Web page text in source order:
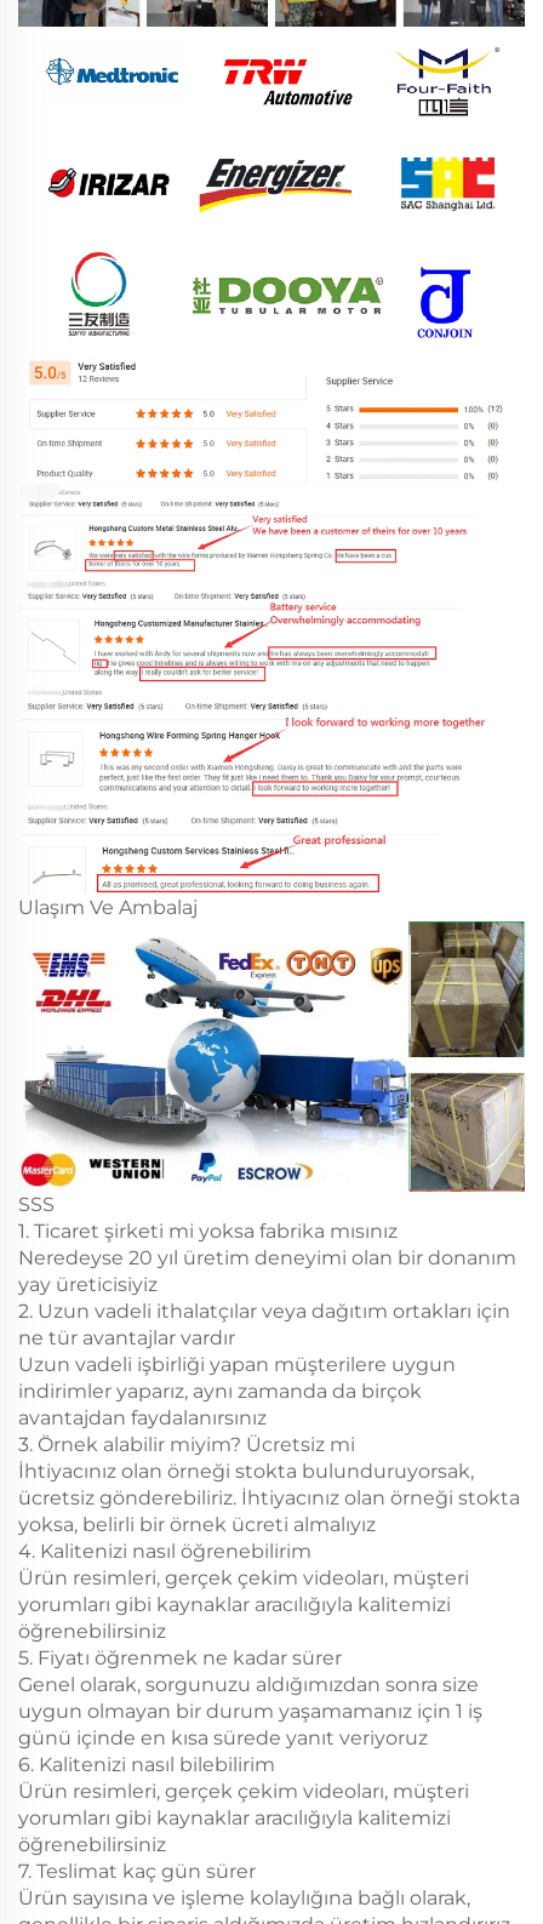
Ulaşım Ve Ambalaj
SSS
1. Ticaret şirketi mi yoksa fabrika mısınız
Neredeyse 20 yıl üretim deneyimi olan bir donanım
yay üreticisiyiz
2. Uzun vadeli ithalatçılar veya dağıtım ortakları için
ne tür avantajlar vardır
Uzun vadeli işbirliği yapan müşterilere uygun
indirimler yaparız, aynı zamanda da birçok
avantajdan faydalanırsınız
3. Örnek alabilir miyim? Ücretsiz mi
İhtiyacınız olan örneği stokta bulunduruyorsak,
ücretsiz gönderebiliriz. İhtiyacınız olan örneği stokta
yoksa, belirli bir örnek ücreti almalıyız
4. Kalitenizi nasıl öğrenebilirim
Ürün resimleri, gerçek çekim videoları, müşteri
yorumları gibi kaynaklar aracılığıyla kalitemizi
öğrenebilirsiniz
5. Fiyatı öğrenmek ne kadar sürer
Genel olarak, sorgunuzu aldığımızdan sonra size
uygun olmayan bir durum yaşamamanız için 1 iş
günü içinde en kısa sürede yanıt veriyoruz
6. Kalitenizi nasıl bilebilirim
Ürün resimleri, gerçek çekim videoları, müşteri
yorumları gibi kaynaklar aracılığıyla kalitemizi
öğrenebilirsiniz
7. Teslimat kaç gün sürer
Ürün sayısına ve işleme kolaylığına bağlı olarak,